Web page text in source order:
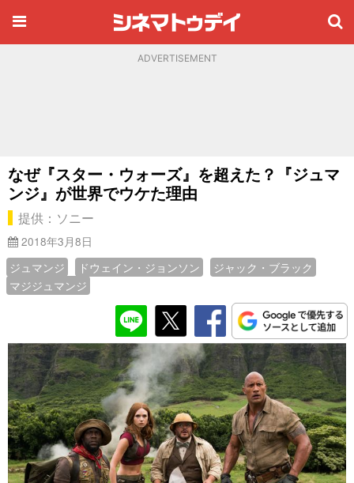
ADVERTISEMENT
なぜ『スター・ウォーズ』を超えた？『ジュマ
ンジ』が世界でウケた理由
提供：ソニー
2018年3月8日
ジュマンジ
ドウェイン・ジョンソン
ジャック・ブラック
マジジュマンジ